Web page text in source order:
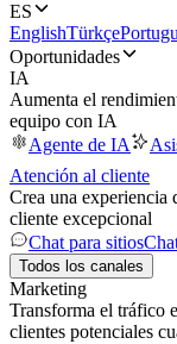
ES
EnglishTürkçe
Oportunidades
IA
Aumenta el
equipo con IA
Agente de IA
Atención al cliente
Crea una experiencia
cliente excepcional
Chat para sitios
Todos los canales
Marketing
Transforma el tráfico
clientes potenciales